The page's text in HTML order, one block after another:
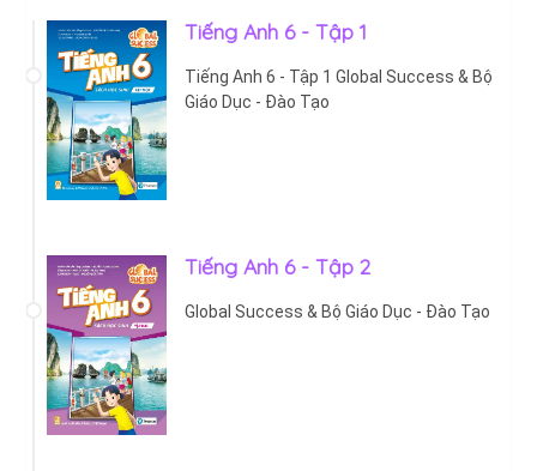
Tiếng Anh 6 - Tập 1
Tiếng Anh 6 - Tập 1 Global Success & Bộ
Giáo Dục - Đào Tạo
Tiếng Anh 6 - Tập 2
Global Success & Bộ Giáo Dục - Đào Tạo